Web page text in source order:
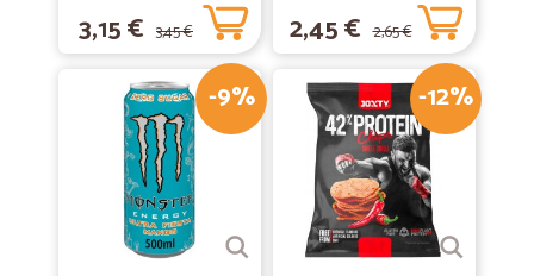
3,15 € 3,45 € 2,45 € 2,65 €
-9% -12%